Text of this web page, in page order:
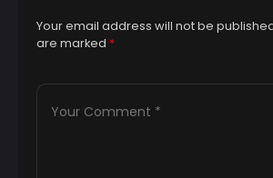
Your email address will not be
are marked *